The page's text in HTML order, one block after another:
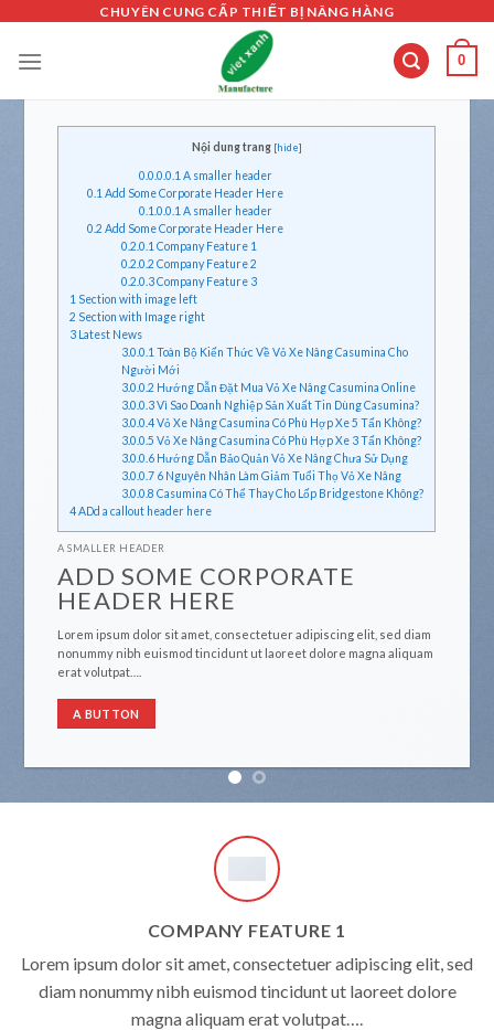
content
CHUYÊN CUNG CẤP THIẾT BỊ NÂNG HÀNG
0
sed diam
aliquam
A SMALLER HEADER
ADD SOME CORPORATE
HEADER HERE
Lorem ipsum dolor sit amet, consectetuer adipiscing
aliquam erat volutpat….
COMPANY FEATURE 1
Lorem ipsum dolor sit amet, consectetuer adipiscing elit, sed
diam nonummy nibh euismod tincidunt ut laoreet dolore
magna aliquam erat volutpat….